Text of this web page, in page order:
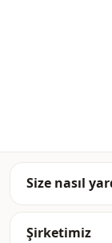
Size nasıl
Şirketimiz